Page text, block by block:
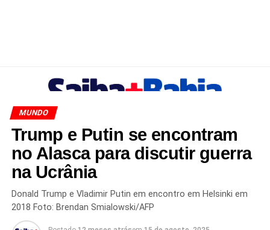
MUNDO
Trump e Putin se encontram
no Alasca para discutir guerra
na Ucrânia
Donald Trump e Vladimir Putin em encontro em Helsinki em
2018 Foto: Brendan Smialowski/AFP